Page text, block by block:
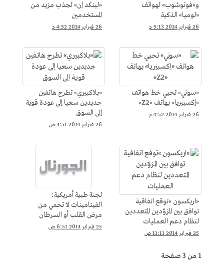
و«فوتوشوب» لهواتف
«لوميا» الذكية
26 فبراير 2014 5:13 م
«لينكد إن» لجذب مزيد من
المستخدمين
26 فبراير 2014 4:52 م
«سوني» تحيي خط هواتف
«إكسبيريا» بهاتف «Z2»
26 فبراير 2014 4:52 م
«بلاكبيري» تطرح هاتفين
جديدين سعيا إلى عودة قوية
إلى السوق
26 فبراير 2014 4:51 ص
«اريكسون »توقع اتفاقية
توافق بين المزوّدين المتعددين
لنظام دعم العمليات
25 فبراير 2014 11:11 ص
لجنة طبية أمريكية:
الفيتامينات لا تحمي من
مرض القلب أو السرطان
25 فبراير 2014 6:51 ص
1 من 3 صفحة